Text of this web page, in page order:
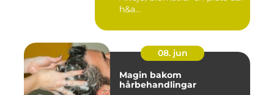
h&a...
08. jun
Magin bakom
hårbehandlingar